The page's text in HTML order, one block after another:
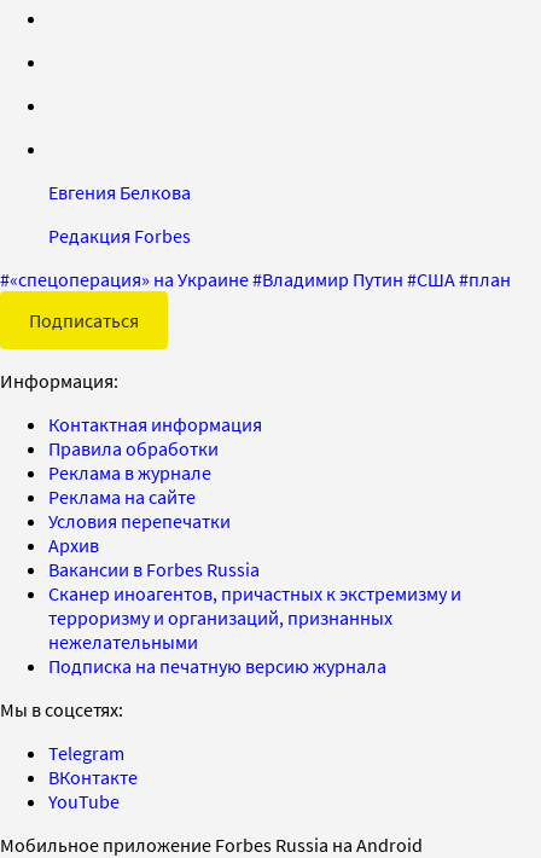
Евгения Белкова
Редакция Forbes
#«спецоперация» на Украине#Владимир Путин #США#план
Подписаться
Информация:
Контактная информация
Правила обработки
Реклама в журнале
Реклама на сайте
Условия перепечатки
Архив
Вакансии в Forbes Russia
Сканер иноагентов, причастных к экстремизму и
терроризму и организаций, признанных
нежелательными
Подписка на печатную версию журнала
Мы в соцсетях:
Telegram
ВКонтакте
YouTube
Мобильное приложение Forbes Russia на Android